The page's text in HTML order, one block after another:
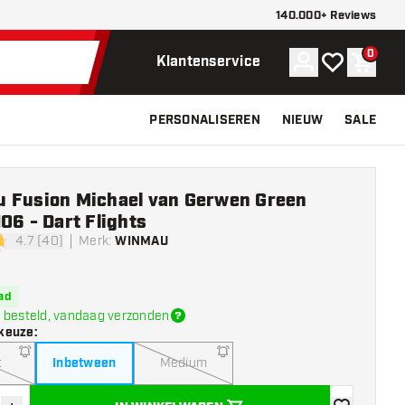
140.000+ Reviews
Klantenservice Account
Mijn 0
PERSONALISEREN NIEUW SALE
4.7 (40) Merk: WINMAU
Fusion Michael van Gerwen Green
- Dart Flights
vandaag verzonden
:
Inbetween Medium